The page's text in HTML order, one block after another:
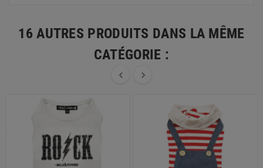
16 AUTRES PRODUITS DANS LA MÊME
CATÉGORIE :
 